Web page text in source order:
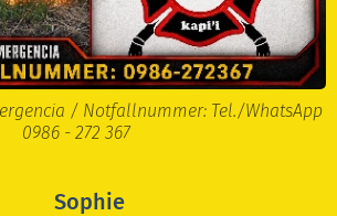
/ Notfallnummer: Tel./WhatsApp
0986 - 272 367 🆘
Sophie